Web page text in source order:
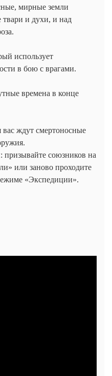
мирные земли
и духи, и над
использует
в бою с врагами.
времена в конце
вас ждут смертоносные
призывайте союзников на
или заново проходите
«Экспедиции».